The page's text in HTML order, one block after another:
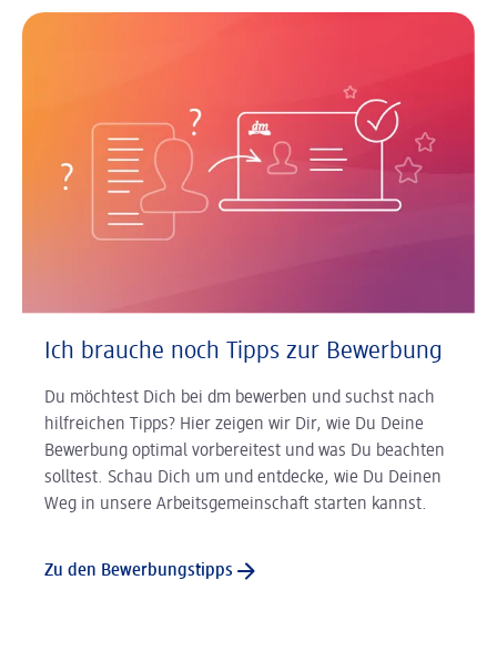
Ich brauche noch Tipps zur Bewerbung
Du möchtest Dich bei dm bewerben und suchst nach
hilfreichen Tipps? Hier zeigen wir Dir, wie Du Deine
Bewerbung optimal vorbereitest und was Du beachten
solltest. Schau Dich um und entdecke, wie Du Deinen
Weg in unsere Arbeitsgemeinschaft starten kannst.
Zu den Bewerbungstipps